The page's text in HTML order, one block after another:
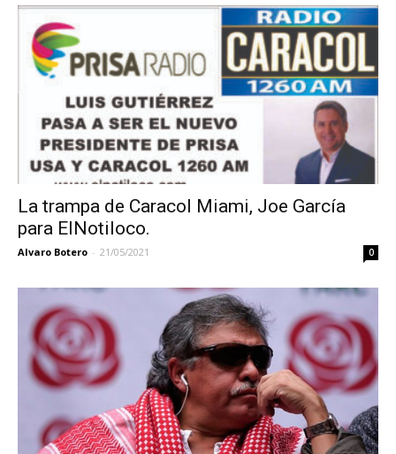
La trampa de Caracol Miami, Joe García
para ElNotiloco.
Alvaro Botero - 21/05/2021 0